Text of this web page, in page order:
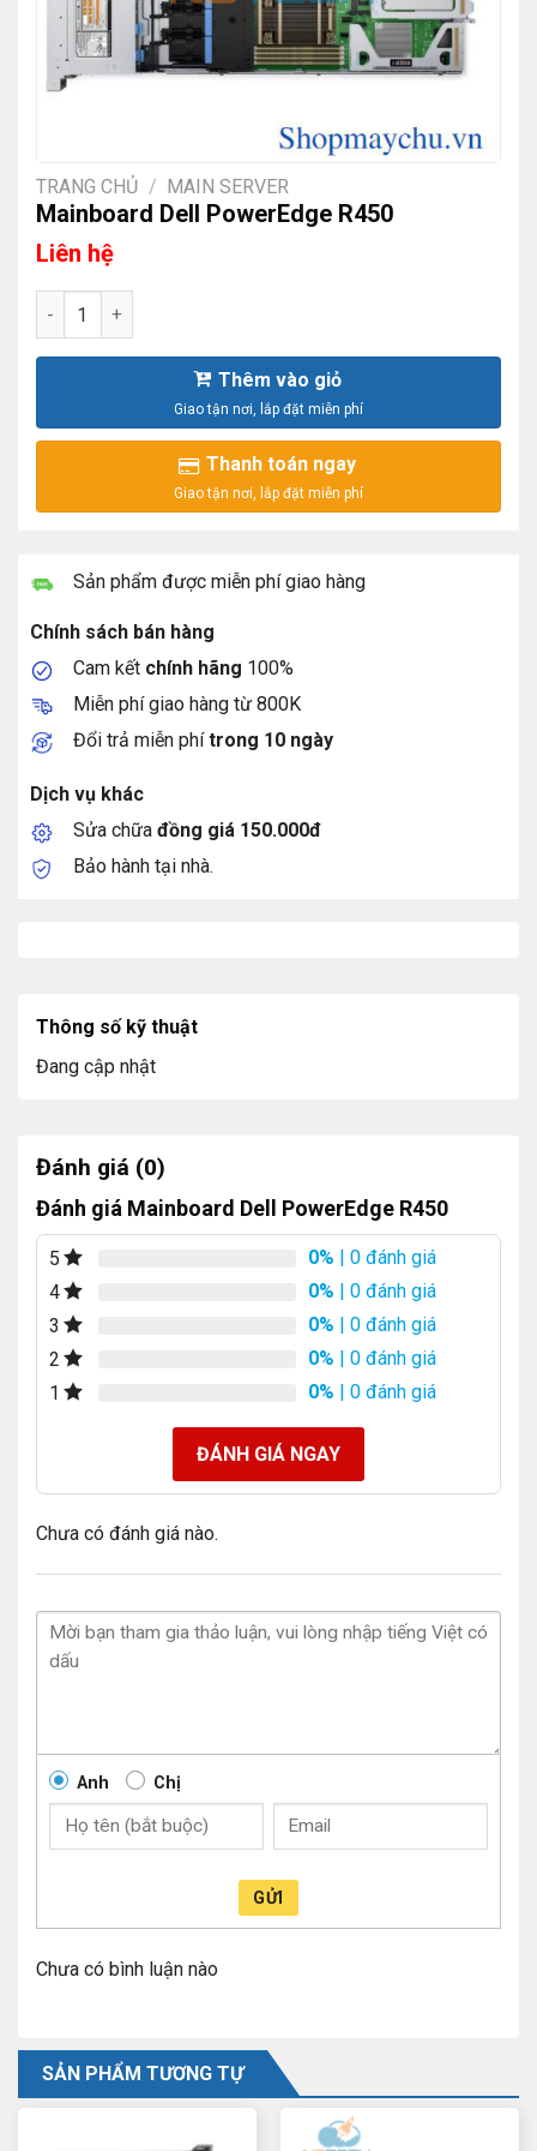
TRANG CHỦ / MAIN SERVER
Mainboard Dell PowerEdge R450
Liên hệ
Mainboard Dell PowerEdge R450 số lượng
Thêm vào giỏ
Thanh toán ngay
Sản phẩm được miễn phí giao hàng
Chính sách bán hàng
Cam kết chính hãng 100%
Miễn phí giao hàng từ 800K
Đổi trả miễn phítrong 10 ngày
Dịch vụ khác
Sửa chữa đồng giá 150.000đ
Bảo hành tại nhà.
Thông số kỹ thuật
Đang cập nhật
Đánh giá (0)
Đánh giá Mainboard Dell PowerEdge R450
5 0% | 0 đánh giá
4
0% | 0 đánh giá
3
0% | 0 đánh giá
2
0% | 0 đánh giá
1
0% | 0 đánh giá
ĐÁNH GIÁ NGAY
Chưa có đánh giá nào.
Anh Chị
GỬI
Chưa có bình luận nào
SẢN PHẨM TƯƠNG TỰ